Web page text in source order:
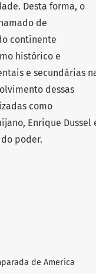
Desta forma, o
de
continente
histórico e
e secundárias
dessas
como
Enrique Dussel
poder.
de America